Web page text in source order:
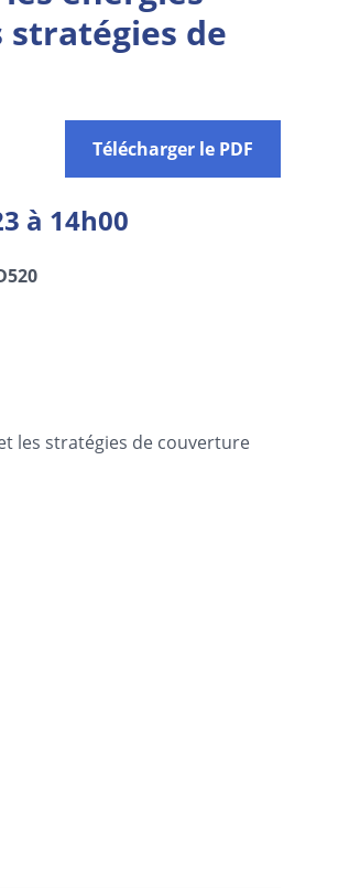
de
Télécharger le PDF
à 14h00
les stratégies de couverture